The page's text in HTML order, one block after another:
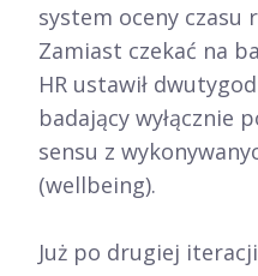
system oceny czasu
Zamiast czekać na
HR ustawił
badający wyłącznie
sensu z
(wellbeing).
Już po drugiej